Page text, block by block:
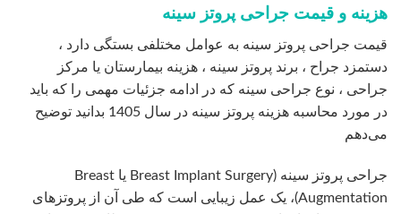
هزینه و قیمت جراحی پروتز سینه
قیمت جراحی پروتز سینه به عوامل مختلفی بستگی دارد ،
دستمزد جراح ، برند پروتز سینه ، هزینه بیمارستان یا مرکز
جراحی ، نوع جراحی سینه که در ادامه جزئیات مهمی را که باید
در مورد محاسبه هزینه پروتز سينه در سال 1405 بدانید توضیح
می‌دهم
جراحی پروتز سینه (Breast Implant Surgery یا Breast
Augmentation)، یک عمل زیبایی است که طی آن از پروتز‌های